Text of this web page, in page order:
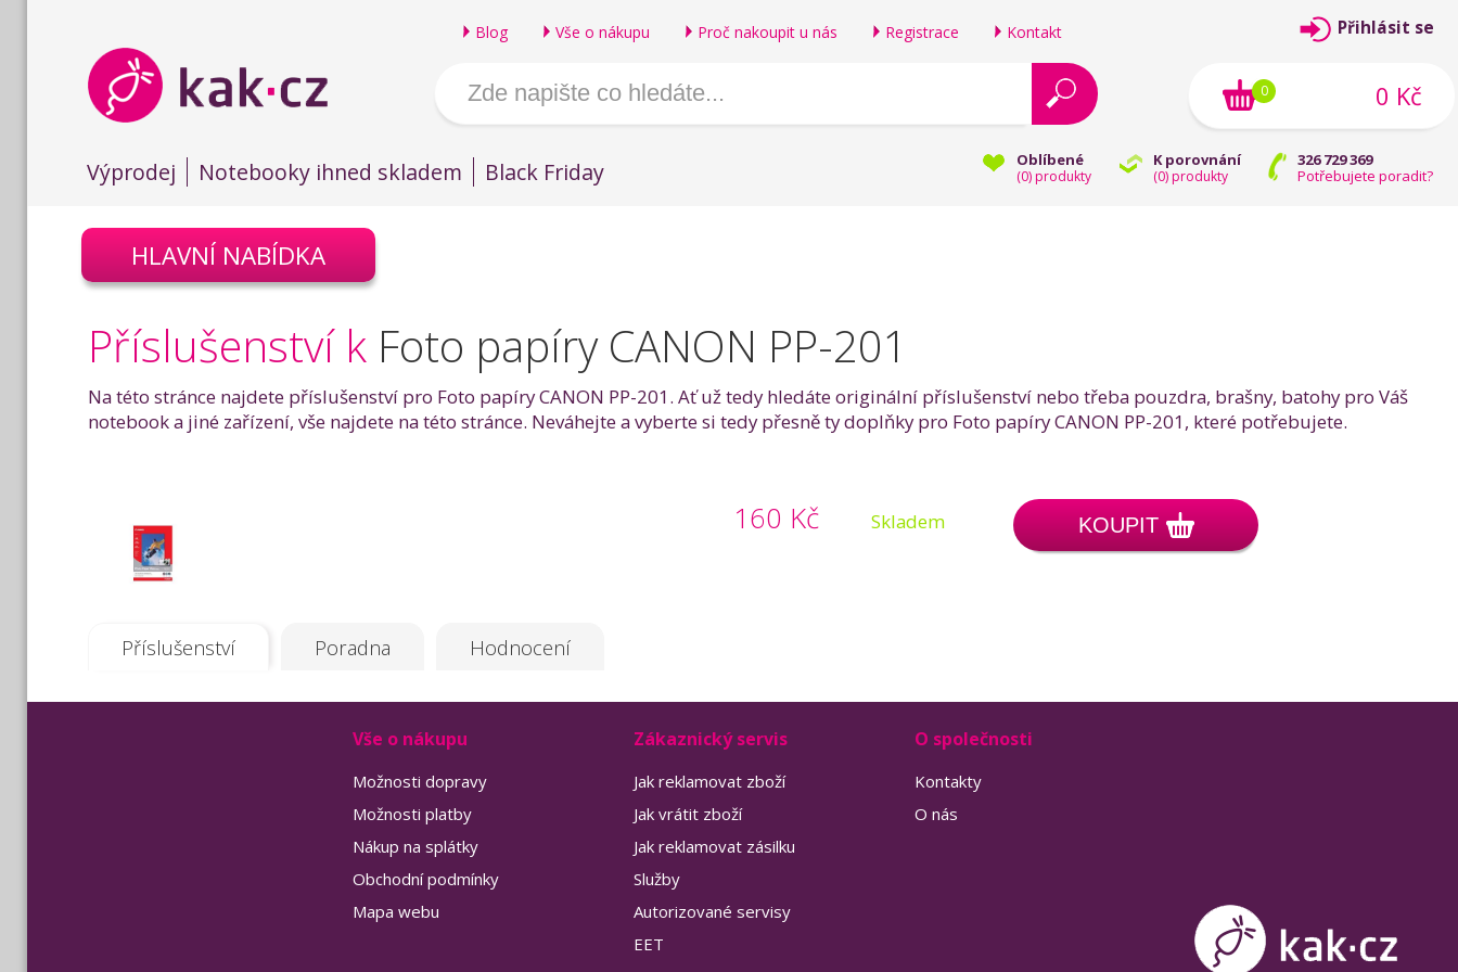
Blog Vše o nákupu Proč nakoupit u nás Registrace Kontakt
Oblíbené
(0) produkty
K porovnání
(0) produkty
326 729 369
Potřebujete poradit?
Výprodej Notebooky ihned skladem Black Friday
Přihlásit se
0 Kč
0
HLAVNÍ NABÍDKA
Příslušenství k Foto papíry CANON PP-201
Na této stránce najdete příslušenství pro Foto papíry CANON PP-201. Ať už tedy hledáte originální příslušenství nebo třeba pouzdra, brašny, batohy pro Váš
notebook a jiné zařízení, vše najdete na této stránce. Neváhejte a vyberte si tedy přesně ty doplňky pro Foto papíry CANON PP-201, které potřebujete.
160 Kč Skladem KOUPIT
Příslušenství Poradna Hodnocení
Vše o nákupu
Možnosti dopravy
Možnosti platby
Nákup na splátky
Obchodní podmínky
Mapa webu
Zákaznický servis
Jak reklamovat zboží
Jak vrátit zboží
Jak reklamovat zásilku
Služby
Autorizované servisy
EET
O společnosti
Kontakty
O nás